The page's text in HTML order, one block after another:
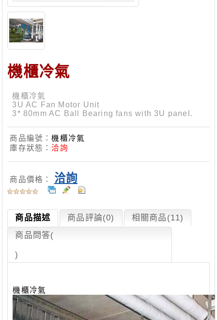
機櫃冷氣
機櫃冷氣
3U AC Fan Motor Unit
3* 80mm AC Ball Bearing fans with 3U panel.
商品編號：機櫃冷氣
庫存狀態： 洽詢
商品價格： 洽詢
商品描述 商品評論(0)
相關商品(11)
商品問答(
)
機櫃冷氣